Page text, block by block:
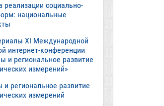
реализации социально-
национальные
XI Международной
интернет-конференции
и региональное развитие
измерений»
региональное развитие
измерений